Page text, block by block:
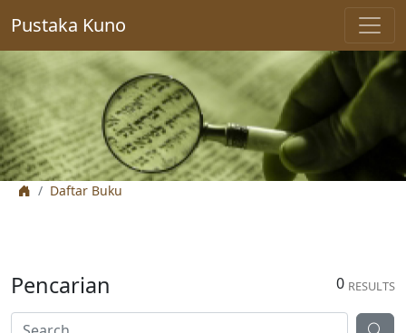
Pustaka Kuno
Daftar Buku
0 RESULTS
Pencarian